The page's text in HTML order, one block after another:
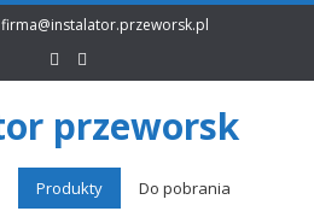
firma@instalator.przeworsk.pl
Produkty
Do pobrania